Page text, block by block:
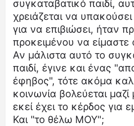
συγκαταβατικό παιδί,
χρειάζεται να
για να επιβιώσει, ήταν
προκειμένου να
Αν μάλιστα αυτό το
παιδί, έγινε και ένας
έφηβος", τότε ακόμα
κοινωνία βολεύεται
εκεί έχει το κέρδος για
Και "το θέλω ΜΟΥ";